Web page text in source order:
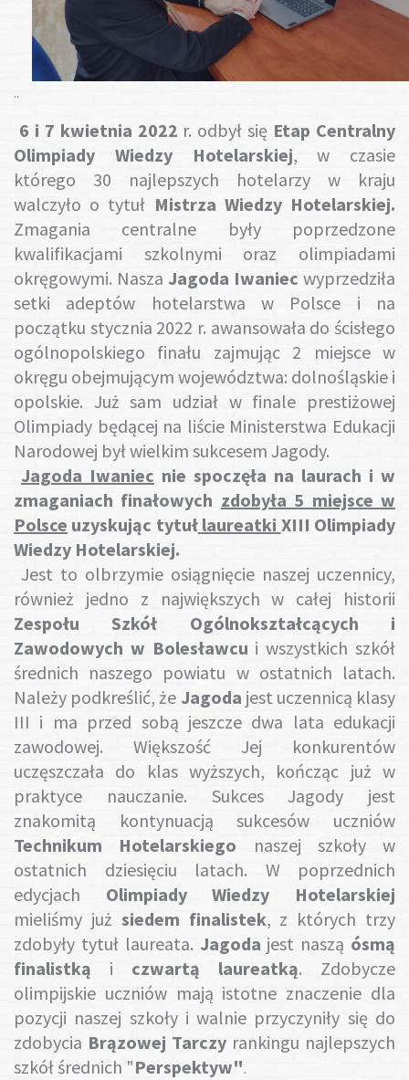
Gotuj z nami
..
6 i 7 kwietnia 2022 r. odbył się Etap Centralny
Olimpiady Wiedzy Hotelarskiej, w czasie
którego 30 najlepszych hotelarzy w kraju
walczyło o tytuł Mistrza Wiedzy Hotelarskiej.
Zmagania centralne były poprzedzone
kwalifikacjami szkolnymi oraz olimpiadami
okręgowymi. Nasza Jagoda Iwaniec wyprzedziła
setki adeptów hotelarstwa w Polsce i na
początku stycznia 2022 r. awansowała do ścisłego
ogólnopolskiego finału zajmując 2 miejsce w
okręgu obejmującym województwa: dolnośląskie i
opolskie. Już sam udział w finale prestiżowej
Olimpiady będącej na liście Ministerstwa Edukacji
Narodowej był wielkim sukcesem Jagody.
Jagoda Iwaniec nie spoczęła na laurach i w
zmaganiach finałowych zdobyła 5 miejsce w
Polsce uzyskując tytułlaureatki XIII Olimpiady
Wiedzy Hotelarskiej.
Jest to olbrzymie osiągnięcie naszej uczennicy,
również jedno z największych w całej historii
Zespołu Szkół Ogólnokształcących i
Zawodowych w Bolesławcu i wszystkich szkół
średnich naszego powiatu w ostatnich latach.
Należy podkreślić, że Jagoda jest uczennicą klasy
III i ma przed sobą jeszcze dwa lata edukacji
zawodowej. Większość Jej konkurentów
uczęszczała do klas wyższych, kończąc już w
praktyce nauczanie. Sukces Jagody jest
znakomitą kontynuacją sukcesów uczniów
Technikum Hotelarskiego naszej szkoły w
ostatnich dziesięciu latach. W poprzednich
edycjach Olimpiady Wiedzy Hotelarskiej
mieliśmy już siedem finalistek, z których trzy
zdobyły tytuł laureata. Jagoda jest naszą ósmą
finalistką i czwartą laureatką. Zdobycze
olimpijskie uczniów mają istotne znaczenie dla
pozycji naszej szkoły i walnie przyczyniły się do
zdobycia Brązowej Tarczy rankingu najlepszych
szkół średnich "Perspektyw".